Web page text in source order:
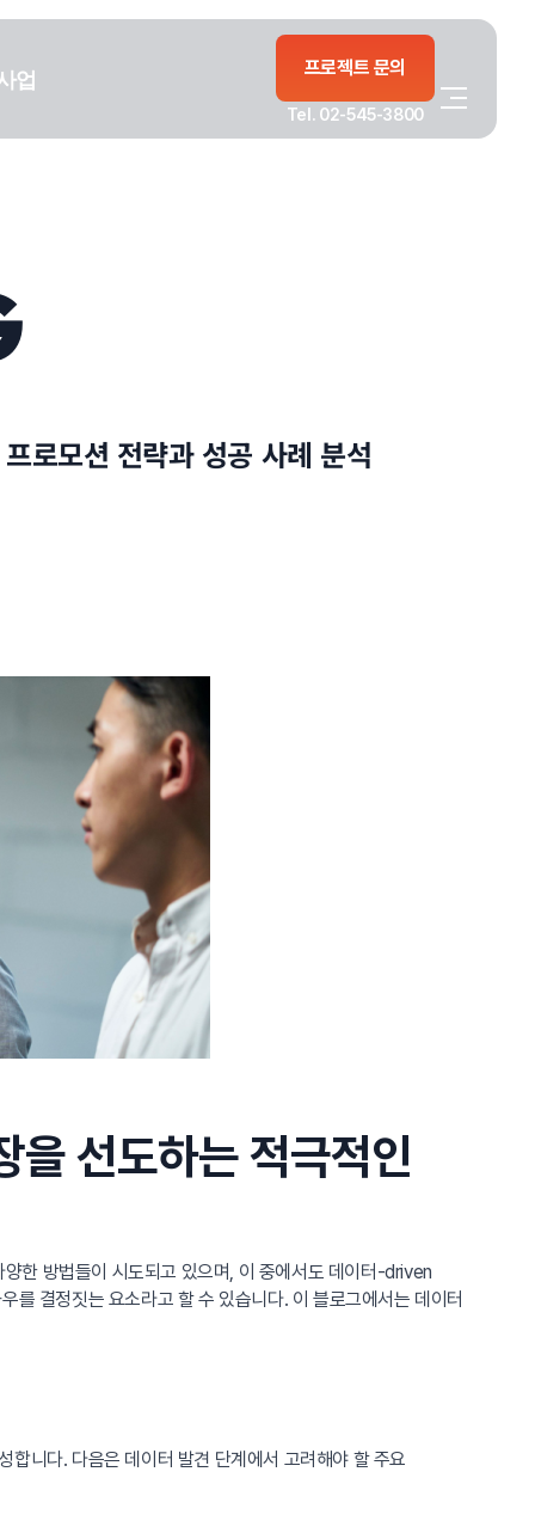
업 프로젝트 문의
Tel. 02-545-3800
로모션 전략과 성공 사례 분석
선도하는 적극적인
한 방법들이 시도되고 있으며, 이 중에서도 데이터-driven
를 결정짓는 요소라고 할 수 있습니다. 이 블로그에서는 데이터
합니다. 다음은 데이터 발견 단계에서 고려해야 할 주요